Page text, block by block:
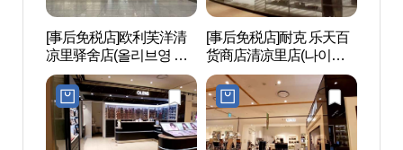
[事后免税店]欧利芙洋清
凉里驿舍店(올리브영 청
량리역사점)
[事后免税店]耐克 乐天百
货商店清凉里店(나이키
롯데백화점 청량리점)